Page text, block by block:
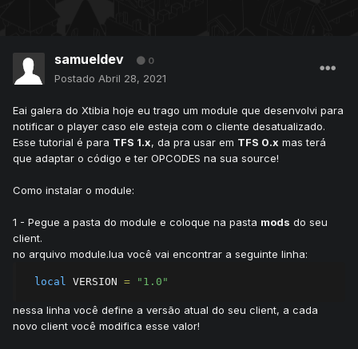
samueldev 0
Postado Abril 28, 2021
Eai galera do Xtibia hoje eu trago um module que desenvolvi para
notificar o player caso ele esteja com o cliente desatualizado.
Esse tutorial é para TFS 1.x, da pra usar em TFS 0.x mas terá
que adaptar o código e ter OPCODES na sua source!
Como instalar o module:
1 - Pegue a pasta do module e coloque na pasta mods do seu
client.
no arquivo module.lua você vai encontrar a seguinte linha:
local VERSION = "1.0"
nessa linha você define a versão atual do seu client, a cada
novo client você modifica esse valor!